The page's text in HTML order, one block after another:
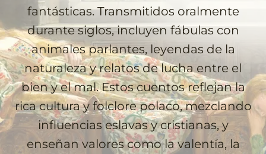
fantásticas. Transmitidos oralmente
durante siglos, incluyen fábulas con
animales parlantes, leyendas de la
naturaleza y relatos de lucha entre el
bien y el mal. Estos cuentos reflejan la
rica cultura y folclore polaco, mezclando
influencias eslavas y cristianas, y
enseñan valores como la valentía, la